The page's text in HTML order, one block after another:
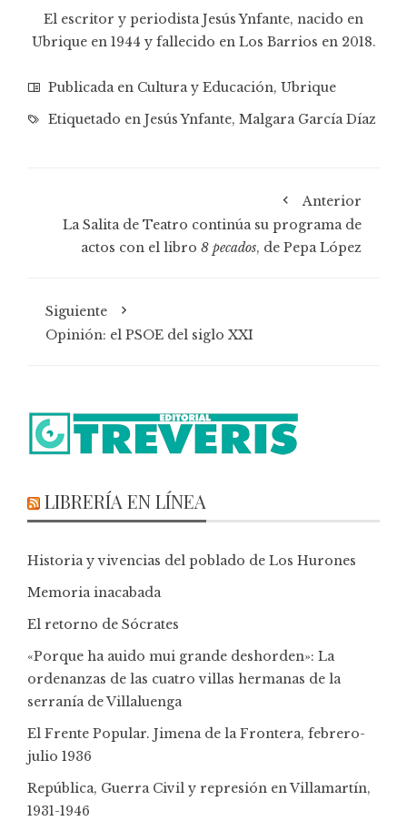
El escritor y periodista Jesús Ynfante, nacido en
Ubrique en 1944 y fallecido en Los Barrios en 2018.
Publicada en Cultura y Educación, Ubrique
Etiquetado en Jesús Ynfante, Malgara García Díaz
Anterior
La Salita de Teatro continúa su programa de
actos con el libro 8 pecados, de Pepa López
Siguiente
Opinión: el PSOE del siglo XXI
LIBRERÍA EN LÍNEA
Historia y vivencias del poblado de Los Hurones
Memoria inacabada
El retorno de Sócrates
«Porque ha auido mui grande deshorden»: La
ordenanzas de las cuatro villas hermanas de la
serranía de Villaluenga
El Frente Popular. Jimena de la Frontera, febrero-
julio 1936
República, Guerra Civil y represión en Villamartín,
1931-1946